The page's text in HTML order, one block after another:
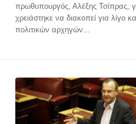
πρωθυπουργός, Αλέξης Τσίπρας,
χρειάστηκε να διακοπεί για λίγο
πολιτικών αρχηγών...